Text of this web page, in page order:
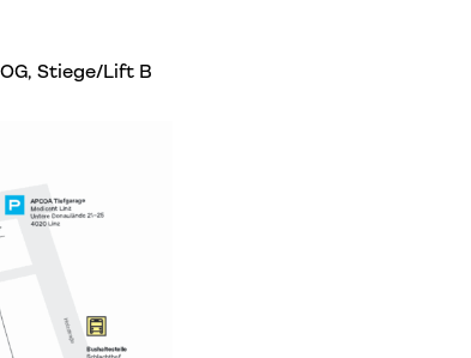
Stiege/Lift B